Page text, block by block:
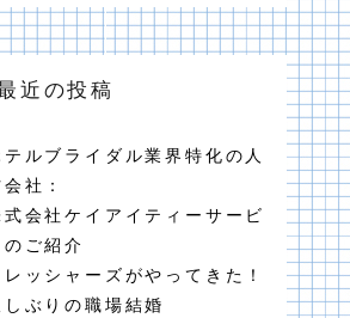
近の投稿
テルブライダル業界特化の人
社：
式会社ケイアイティーサービ
のご紹介
レッシャーズがやってきた！
しぶりの職場結婚